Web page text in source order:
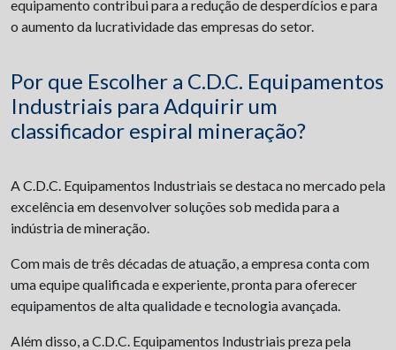
equipamento contribui para a redução de desperdícios e para
o aumento da lucratividade das empresas do setor.
Por que Escolher a C.D.C. Equipamentos
Industriais para Adquirir um
classificador espiral mineração?
A C.D.C. Equipamentos Industriais se destaca no mercado pela
excelência em desenvolver soluções sob medida para a
indústria de mineração.
Com mais de três décadas de atuação, a empresa conta com
uma equipe qualificada e experiente, pronta para oferecer
equipamentos de alta qualidade e tecnologia avançada.
Além disso, a C.D.C. Equipamentos Industriais preza pela